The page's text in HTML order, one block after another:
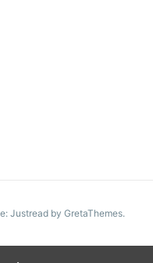
Justread by GretaThemes.